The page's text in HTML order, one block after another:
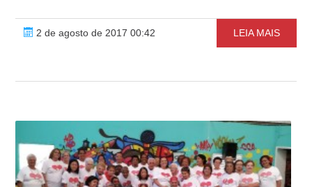
2 de agosto de 2017 00:42 LEIA MAIS